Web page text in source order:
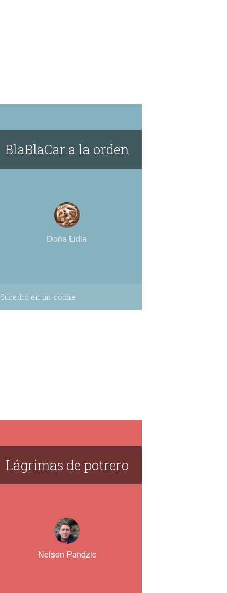
BlaBlaCar a la orden
Doña Lidia
Sucedió en un coche
Lágrimas de potrero
Nelson Pandzic